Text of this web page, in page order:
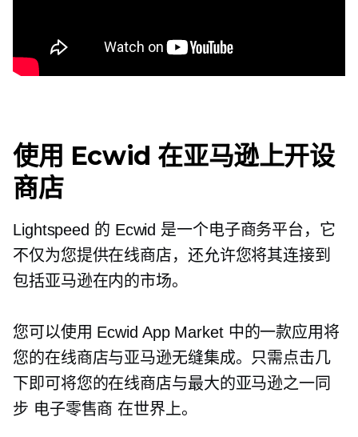
使用 Ecwid 在亚马逊上开设
商店
Lightspeed 的 Ecwid 是一个电子商务平台，它
不仅为您提供在线商店，还允许您将其连接到
包括亚马逊在内的市场。
您可以使用 Ecwid App Market 中的一款应用将
您的在线商店与亚马逊无缝集成。只需点击几
下即可将您的在线商店与最大的亚马逊之一同
步 电子零售商 在世界上。